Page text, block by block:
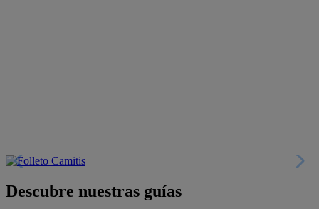
Descubre nuestras guías